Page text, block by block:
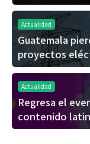
Actualidad
Guatemala
proyectos
Actualidad
Regresa el
contenido